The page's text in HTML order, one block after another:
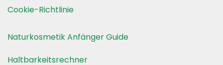
Cookie-Richtlinie
Naturkosmetik Anfänger Guide
Haltbarkeitsrechner